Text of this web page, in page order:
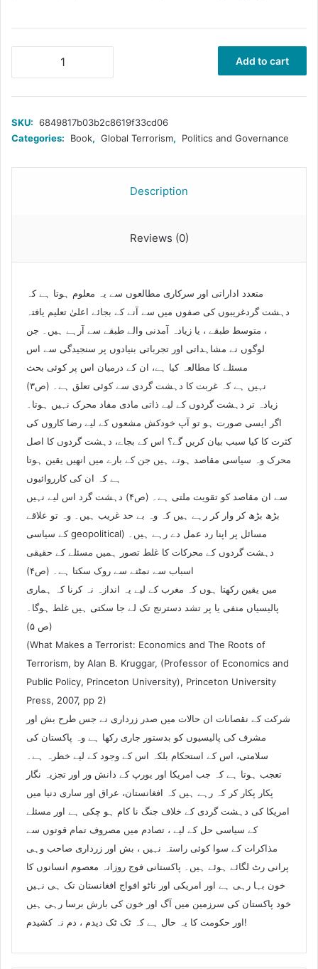
خلاف
جنگ
quantity
Add to cart
SKU: 6849817b03b2c8619f33cd06
Categories:
Book, Global Terrorism, Politics and Governance
Description
Reviews (0)
متعدد اداراتی اور سرکاری مطالعوں سے یہ معلوم ہوتا ہے کہ
دہشت گردغریبوں کی صفوں میں سے آنے کے بجائے اعلیٰ تعلیم یافتہ
، متوسط طبقے ، یا زیادہ آمدنی والے طبقے سے آرہے ہیں۔ جن
لوگوں نے مشاہداتی اور تجرباتی بنیادوں پر سنجیدگی سے اس
مسئلے کا مطالعہ کیا ہے، ان کے درمیان اس پر کوئی بحث
نہیں ہے کہ غربت کا دہشت گردی سے کوئی تعلق ہے۔ (ص۳)
زیادہ تر دہشت گردوں کے لیے ذاتی مادی مفاد محرک نہیں ہوتا۔
اگر ایسی صورت ہو تو آپ خودکش مشعوں کے لیے رضا کاروں کی
کثرت کا کیا سبب بیان کریں گے؟ اس کے بجاے، دہشت گردوں کا اصل
محرک وہ سیاسی مقاصد ہوتے ہیں جن کے بارے میں انھیں یقین ہوتا
ہے کہ ان کی کارروائیوں
سے ان مقاصد کو تقویت ملتی ہے۔ (ص۴) دہشت گرد اس لیے نہیں
بڑھ بڑھ کر وار کر رہے ہیں کہ وہ بے حد غریب ہیں۔ وہ تو علاقے
کے سیاسی geopolitical) مسائل پر اپنا رد عمل دے رہے ہیں۔
دہشت گردوں کے محرکات کا غلط تصور ہمیں مسئلے کے حقیقی
اسباب سے نمٹنے سے روک سکتا ہے۔ (ص۴)
میں یقین رکھتا ہوں کہ مغرب کے لیے یہ اندازہ نہ کرنا کہ ہماری
پالیسیاں منفی یا پر تشد دسترنج تک لے جا سکتی ہیں غلط ہوگا۔
(ص ۵)
(What Makes a Terrorist: Economics and The Roots of
Terrorism, by Alan B. Kruggar, (Professor of Economics and
Public Policy, Princeton University), Princeton University
Press, 2007, pp 2)
شرکت کے نقصانات ان حالات میں صدر زرداری نے جس طرح بش اور
مشرف کی پالیسیوں کو بدستور جاری رکھا ہے وہ پاکستان کی
سلامتی، اس کے استحکام بلکہ اس کے وجود کے لیے خطرہ ہے۔
تعجب ہوتا ہے کہ جب امریکا اور یورپ کے دانش ور اور تجزیہ نگار
پکار پکار کر کہ رہے ہیں کہ افغانستان، عراق اور ساری دنیا میں
امریکا کی دہشت گردی کے خلاف جنگ نا کام ہو چکی ہے اور مسئلے
کے سیاسی حل کے لیے ، تصادم میں مصروف تمام قوتوں سے
مذاکرات کے سوا کوئی راستہ نہیں ، بش اور زرداری صاحب وہی
پرانی رٹ لگائے ہوئے ہیں۔ پاکستانی فوج روزانہ معصوم انسانوں کا
خون بہا رہی ہے اور امریکی اور ناٹو افواج افغانستان تک ہی نہیں
خود پاکستان کی سرزمین میں آگ اور خون کی بارش برسا رہی ہیں
اور حکومت کا یہ حال ہے کہ ٹک ٹک دیدم ، دم نہ کشیدم!